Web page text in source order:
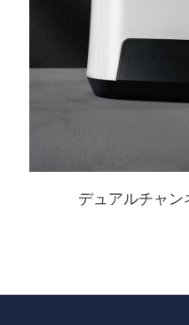
デュアルチャ